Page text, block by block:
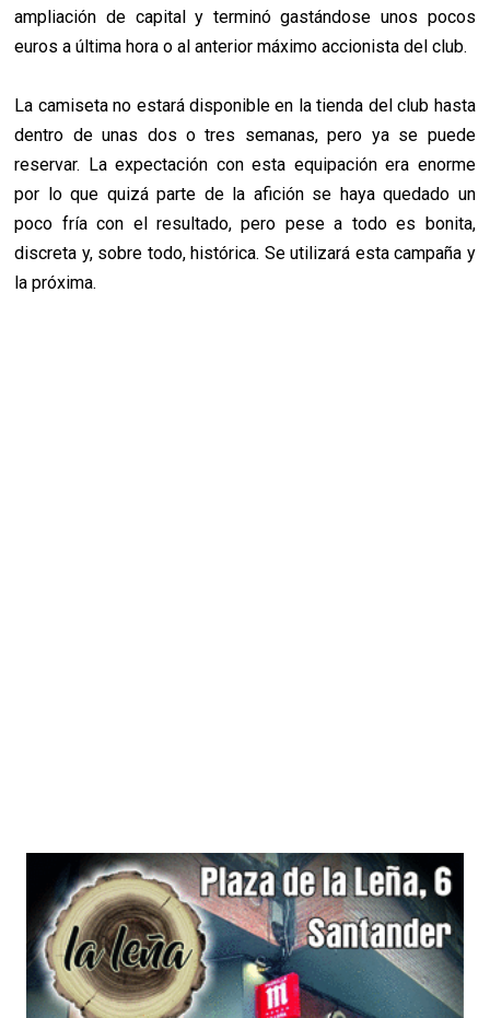
ampliación de capital y terminó gastándose unos pocos
euros a última hora o al anterior máximo accionista del club.
La camiseta no estará disponible en la tienda del club hasta
dentro de unas dos o tres semanas, pero ya se puede
reservar. La expectación con esta equipación era enorme
por lo que quizá parte de la afición se haya quedado un
poco fría con el resultado, pero pese a todo es bonita,
discreta y, sobre todo, histórica. Se utilizará esta campaña y
la próxima.